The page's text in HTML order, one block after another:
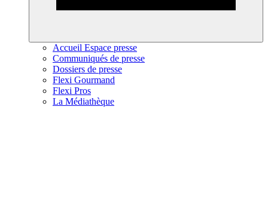
Accueil Espace presse
Communiqués de presse
Dossiers de presse
Flexi Gourmand
Flexi Pros
La Médiathèque